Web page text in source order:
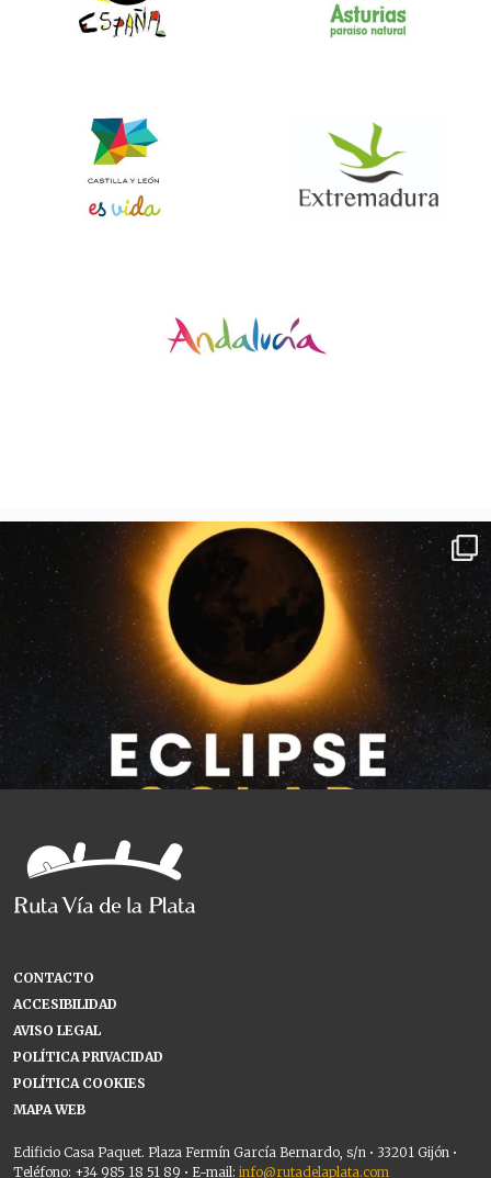
CONTACTO
ACCESIBILIDAD
AVISO LEGAL
POLÍTICA PRIVACIDAD
POLÍTICA COOKIES
MAPA WEB
Edificio Casa Paquet. Plaza Fermín García Bernardo, s/n • 33201 Gijón •
Teléfono: +34 985 18 51 89 • E-mail: info@rutadelaplata.com